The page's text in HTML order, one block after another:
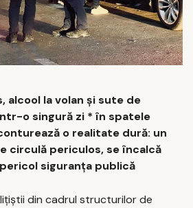
alcool la volan și sute de
o singură zi * în spatele
o realitate dură: un
circulă periculos, se încalcă
siguranța publică
din cadrul structurilor de